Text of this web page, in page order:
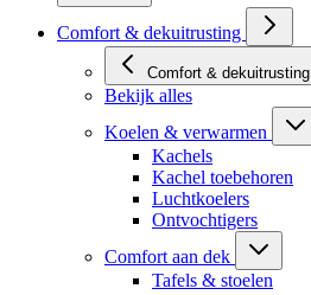
Comfort & dekuitrusting
Comfort & dekuitrusting
Bekijk alles
Koelen & verwarmen
Kachels
Kachel toebehoren
Luchtkoelers
Ontvochtigers
Comfort aan dek
Tafels & stoelen